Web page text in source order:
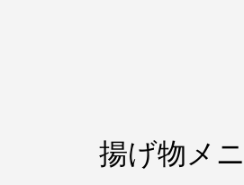
揚げ物メ